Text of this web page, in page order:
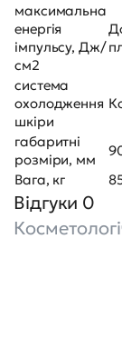
максимальна
енергія
імпульсу, Дж/
см2
система
охолодження
шкіри
габаритні
розміри, мм
Вага, кг
Відгуки 0